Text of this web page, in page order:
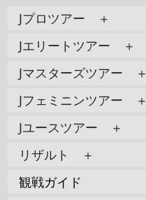
Jプロツアー ＋
Jエリートツアー ＋
Jマスターズツアー ＋
Jフェミニンツアー ＋
Jユースツアー ＋
リザルト ＋
観戦ガイド